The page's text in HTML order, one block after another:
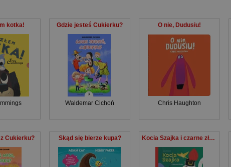
kotka! Gdzie jesteś Cukierku?
Waldemar Cichoń
O nie, Dudusiu!
Chris Haughton
Cukierku? Skąd się bierze kupa? Kocia Szajka i czarne złoto